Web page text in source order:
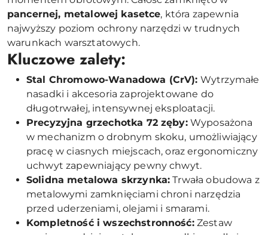
pancernej, metalowej kasetce, która zapewnia
najwyższy poziom ochrony narzędzi w trudnych
warunkach warsztatowych.
Kluczowe zalety:
Stal Chromowo-Wanadowa (CrV): Wytrzymałe
nasadki i akcesoria zaprojektowane do
długotrwałej, intensywnej eksploatacji.
Precyzyjna grzechotka 72 zęby:Wyposażona
w mechanizm o drobnym skoku, umożliwiający
pracę w ciasnych miejscach, oraz ergonomiczny
uchwyt zapewniający pewny chwyt.
Solidna metalowa skrzynka: Trwała obudowa z
metalowymi zamknięciami chroni narzędzia
przed uderzeniami, olejami i smarami.
Kompletność i wszechstronność:Zestaw